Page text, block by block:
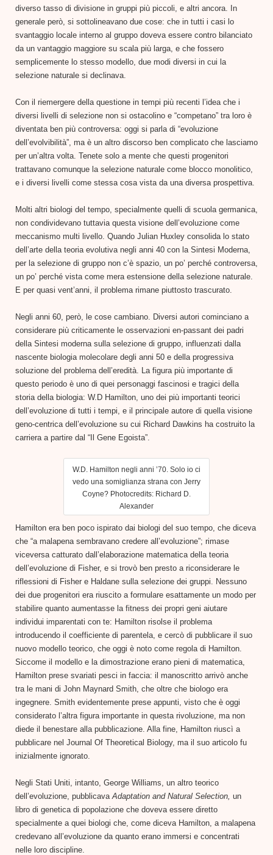
diverso tasso di divisione in gruppi più piccoli, e altri ancora. In
generale però, si sottolineavano due cose: che in tutti i casi lo
svantaggio locale interno al gruppo doveva essere contro bilanciato
da un vantaggio maggiore su scala più larga, e che fossero
semplicemente lo stesso modello, due modi diversi in cui la
selezione naturale si declinava.
Con il riemergere della questione in tempi più recenti l’idea che i
diversi livelli di selezione non si ostacolino e “competano” tra loro è
diventata ben più controversa: oggi si parla di “evoluzione
dell’evolvibilità”, ma è un altro discorso ben complicato che lasciamo
per un’altra volta. Tenete solo a mente che questi progenitori
trattavano comunque la selezione naturale come blocco monolitico,
e i diversi livelli come stessa cosa vista da una diversa prospettiva.
Molti altri biologi del tempo, specialmente quelli di scuola germanica,
non condividevano tuttavia questa visione dell’evoluzione come
meccanismo multi livello. Quando Julian Huxley consolida lo stato
dell’arte della teoria evolutiva negli anni 40 con la Sintesi Moderna,
per la selezione di gruppo non c’è spazio, un po’ perché controversa,
un po’ perché vista come mera estensione della selezione naturale.
E per quasi vent’anni, il problema rimane piuttosto trascurato.
Negli anni 60, però, le cose cambiano. Diversi autori cominciano a
considerare più criticamente le osservazioni en-passant dei padri
della Sintesi moderna sulla selezione di gruppo, influenzati dalla
nascente biologia molecolare degli anni 50 e della progressiva
soluzione del problema dell’eredità. La figura più importante di
questo periodo è uno di quei personaggi fascinosi e tragici della
storia della biologia: W.D Hamilton, uno dei più importanti teorici
dell’evoluzione di tutti i tempi, e il principale autore di quella visione
geno-centrica dell’evoluzione su cui Richard Dawkins ha costruito la
carriera a partire dal “Il Gene Egoista”.
W.D. Hamilton negli anni ’70. Solo io ci
vedo una somiglianza strana con Jerry
Coyne? Photocredits: Richard D.
Alexander
Hamilton era ben poco ispirato dai biologi del suo tempo, che diceva
che “a malapena sembravano credere all’evoluzione”; rimase
viceversa catturato dall’elaborazione matematica della teoria
dell’evoluzione di Fisher, e si trovò ben presto a riconsiderare le
riflessioni di Fisher e Haldane sulla selezione dei gruppi. Nessuno
dei due progenitori era riuscito a formulare esattamente un modo per
stabilire quanto aumentasse la fitness dei propri geni aiutare
individui imparentati con te: Hamilton risolse il problema
introducendo il coefficiente di parentela, e cercò di pubblicare il suo
nuovo modello teorico, che oggi è noto come regola di Hamilton.
Siccome il modello e la dimostrazione erano pieni di matematica,
Hamilton prese svariati pesci in faccia: il manoscritto arrivò anche
tra le mani di John Maynard Smith, che oltre che biologo era
ingegnere. Smith evidentemente prese appunti, visto che è oggi
considerato l’altra figura importante in questa rivoluzione, ma non
diede il benestare alla pubblicazione. Alla fine, Hamilton riuscì a
pubblicare nel Journal Of Theoretical Biology, ma il suo articolo fu
inizialmente ignorato.
Negli Stati Uniti, intanto, George Williams, un altro teorico
dell’evoluzione, pubblicava Adaptation and Natural Selection, un
libro di genetica di popolazione che doveva essere diretto
specialmente a quei biologi che, come diceva Hamilton, a malapena
credevano all’evoluzione da quanto erano immersi e concentrati
nelle loro discipline.